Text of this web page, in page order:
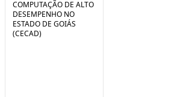
COMPUTAÇÃO DE ALTO
DESEMPENHO NO
ESTADO DE GOIÁS
(CECAD)